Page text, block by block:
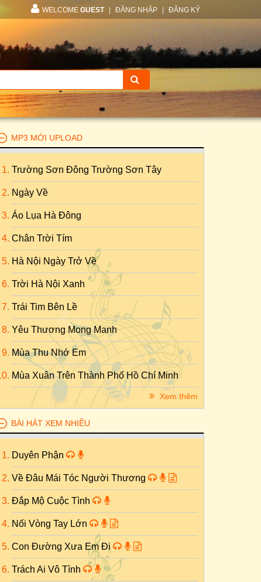
WELCOME GUEST ĐĂNG NHẬP ĐĂNG KÝ
MP3 MỚI UPLOAD
Trường Sơn Đông Trường Sơn Tây
Ngày Về
Áo Lụa Hà Đông
Chân Trời Tím
Hà Nội Ngày Trở Về
Trời Hà Nội Xanh
Trái Tim Bên Lề
Yêu Thương Mong Manh
Mùa Thu Nhớ Em
Mùa Xuân Trên Thành Phố Hồ Chí Minh
Xem thêm
BÀI HÁT XEM NHIỀU
Duyên Phận
Về Đâu Mái Tóc Người Thương
Đắp Mộ Cuộc Tình
Nối Vòng Tay Lớn
Con Đường Xưa Em Đi
Trách Ai Vô Tình